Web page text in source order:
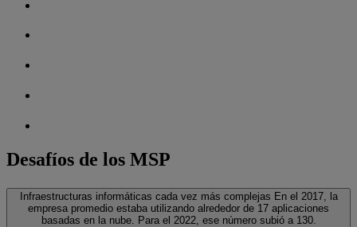
Desafíos de los MSP
Infraestructuras informáticas cada vez más complejas En el 2017, la
empresa promedio estaba utilizando alrededor de 17 aplicaciones
basadas en la nube. Para el 2022, ese número subió a 130.